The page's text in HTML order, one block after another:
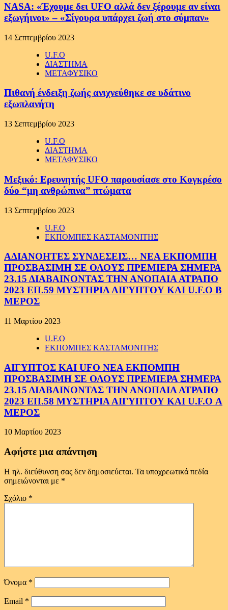
NASA: «Έχουμε δει UFO αλλά δεν ξέρουμε αν είναι
εξωγήινοι» – «Σίγουρα υπάρχει ζωή στο σύμπαν»
14 Σεπτεμβρίου 2023
U.F.O
ΔΙΑΣΤΗΜΑ
ΜΕΤΑΦΥΣΙΚΟ
Πιθανή ένδειξη ζωής ανιχνεύθηκε σε υδάτινο
εξωπλανήτη
13 Σεπτεμβρίου 2023
U.F.O
ΔΙΑΣΤΗΜΑ
ΜΕΤΑΦΥΣΙΚΟ
Μεξικό: Ερευνητής UFO παρουσίασε στο Κογκρέσο
δύο “μη ανθρώπινα” πτώματα
13 Σεπτεμβρίου 2023
U.F.O
ΕΚΠΟΜΠΕΣ ΚΑΣΤΑΜΟΝΙΤΗΣ
ΑΔΙΑΝΟΗΤΕΣ ΣΥΝΔΕΣΕΙΣ… ΝΕΑ ΕΚΠΟΜΠΗ
ΠΡΟΣΒΑΣΙΜΗ ΣΕ ΟΛΟΥΣ ΠΡΕΜΙΕΡΑ ΣΗΜΕΡΑ
23.15 ΔΙΑΒΑΙΝΟΝΤΑΣ ΤΗΝ ΑΝΟΠΑΙΑ ΑΤΡΑΠΟ
2023 ΕΠ.59 ΜΥΣΤΗΡΙΑ ΑΙΓΥΠΤΟΥ ΚΑΙ U.F.O Β
ΜΕΡΟΣ
11 Μαρτίου 2023
U.F.O
ΕΚΠΟΜΠΕΣ ΚΑΣΤΑΜΟΝΙΤΗΣ
ΑΙΓΥΠΤΟΣ ΚΑΙ UFO ΝΕΑ ΕΚΠΟΜΠΗ
ΠΡΟΣΒΑΣΙΜΗ ΣΕ ΟΛΟΥΣ ΠΡΕΜΙΕΡΑ ΣΗΜΕΡΑ
23.15 ΔΙΑΒΑΙΝΟΝΤΑΣ ΤΗΝ ΑΝΟΠΑΙΑ ΑΤΡΑΠΟ
2023 ΕΠ.58 ΜΥΣΤΗΡΙΑ ΑΙΓΥΠΤΟΥ ΚΑΙ U.F.O Α
ΜΕΡΟΣ
10 Μαρτίου 2023
Αφήστε μια απάντηση
Η ηλ. διεύθυνση σας δεν δημοσιεύεται. Τα υποχρεωτικά πεδία
σημειώνονται με *
Σχόλιο *
Όνομα *
Email *